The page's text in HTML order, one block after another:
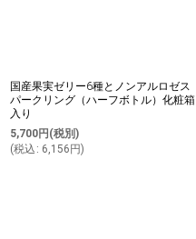
国産果実ゼリー6種とノンアルロゼス
パークリング（ハーフボトル）化粧箱
入り
5,700円 (税別)
(税込 : 6,156 円)